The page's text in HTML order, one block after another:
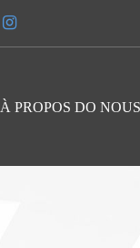
À PROPOS DO NOUS